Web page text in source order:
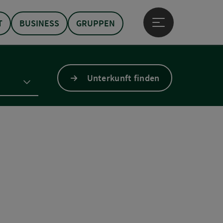
BUSINESS GRUPPEN
Hauptmenü öffnen
Unterkunft finden